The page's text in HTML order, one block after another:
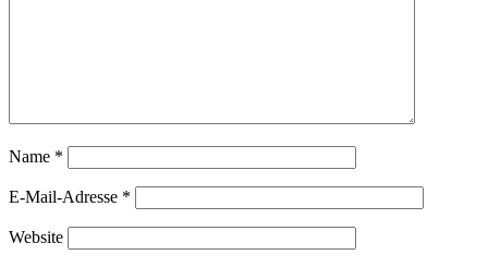
Name *
E-Mail-Adresse *
Website